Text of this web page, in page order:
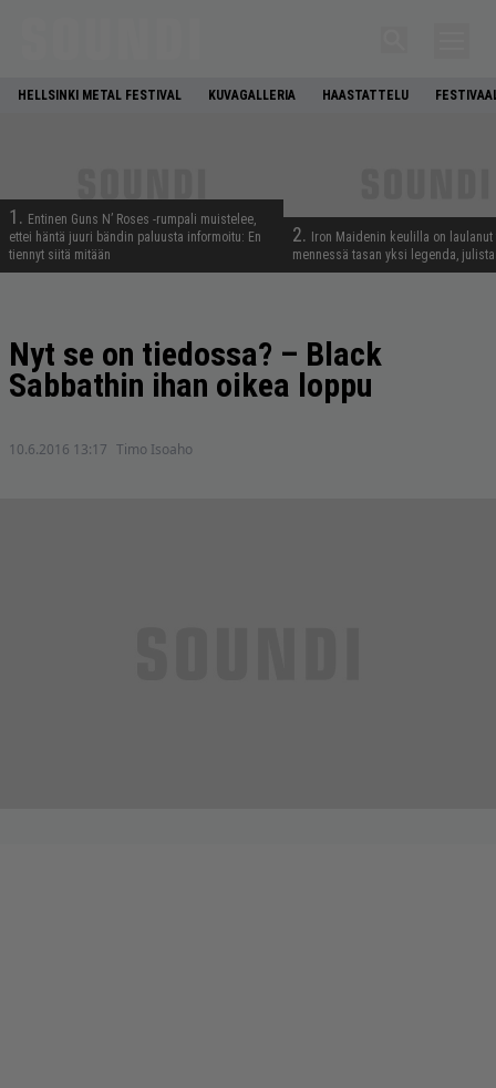
HELLSINKI METAL FESTIVAL KUVAGALLERIA HAASTATTELU
1. Entinen Guns N’ Roses -rumpali muistelee,
ettei häntä juuri bändin paluusta informoitu: En
tiennyt siitä mitään
2.
Iron Maidenin keulilla on laulanut
mennessä tasan yksi legenda,
Nyt se on tiedossa? – Black
Sabbathin ihan oikea loppu
10.6.2016 13:17 Timo Isoaho